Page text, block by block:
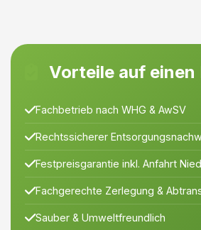
Vorteile auf einen
Fachbetrieb nach WHG & AwSV
Rechtssicherer
Festpreisgarantie inkl. Anfahrt
Fachgerechte Zerlegung &
Sauber & Umweltfreundlich